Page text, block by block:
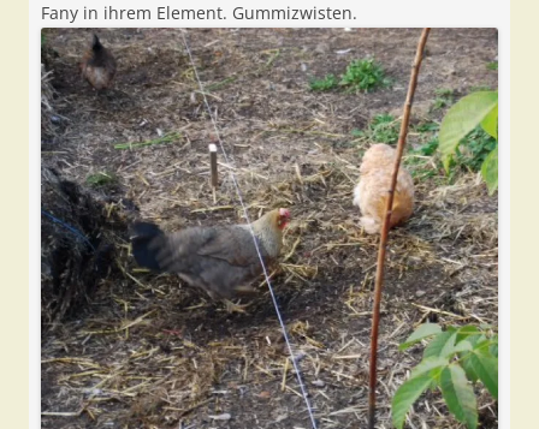
Fany in ihrem Element. Gummizwisten.